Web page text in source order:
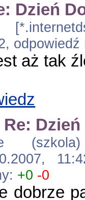
Dzień
aż tak
Re:
(szkola)
+0 -0
dobrze